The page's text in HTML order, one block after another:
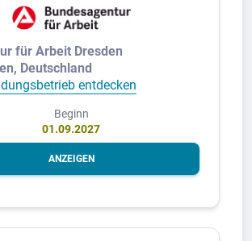
für Arbeit Dresden
Deutschland
entdecken
Beginn
01.09.2027
ANZEIGEN